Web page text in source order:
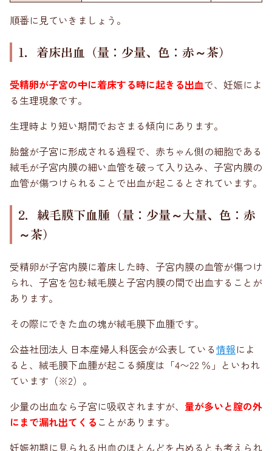
順番に見ていきましょう。
1．着床出血（量：少量、色：赤～茶）
受精卵が子宮の中に着床する時に起きる出血で、妊娠によ
る生理現象です。
生理時より短い期間でおさまる傾向にあります。
胎盤が子宮に形成される過程で、赤ちゃん側の細胞である
絨毛が子宮内膜の細い血管を破って入り込み、子宮内膜の
血管が傷つけられることで出血が起こるとされています。
2．絨毛膜下血腫（量：少量～大量、色：赤
～茶）
受精卵が子宮内膜に着床した時、子宮内膜の血管が傷つけ
られ、子宮を包む絨毛膜と子宮内膜の間で出血することが
あります。
その際にできた血の塊が絨毛膜下血腫です。
公益社団法人 日本産婦人科医会が公表している情報によ
ると、絨毛膜下血腫が起こる頻度は「4〜22 ％」といわれ
ています（※2）。
少量の出血なら子宮に吸収されますが、 量が多いと腟の外
にまで漏れ出てくる ことがあります。
妊娠初期に見られる出血のほとんどを占めるとも考えられ